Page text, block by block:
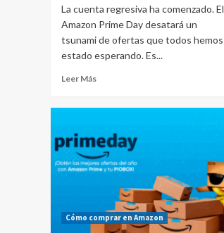
La cuenta regresiva ha comenzado. El
Amazon Prime Day desatará un
tsunami de ofertas que todos hemos
estado esperando. Es...
Leer Más
Cómo comprar en Amazon